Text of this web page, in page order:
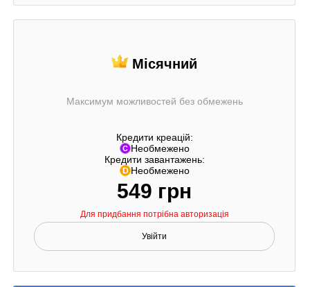
Місячний
Максимум можливостей без обмежень
Кредити креацій:
Необмежено
Кредити завантажень:
Необмежено
549 грн
Для придбання потрібна авторизація
Увійти